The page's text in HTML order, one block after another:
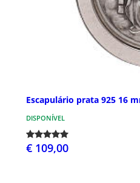
Escapulário prata 925 16
DISPONÍVEL
€ 109,00